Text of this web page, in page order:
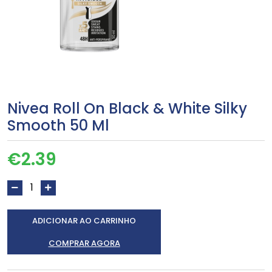
Nivea Roll On Black & White Silky
Smooth 50 Ml
€2.39
ADICIONAR AO CARRINHO
COMPRAR AGORA